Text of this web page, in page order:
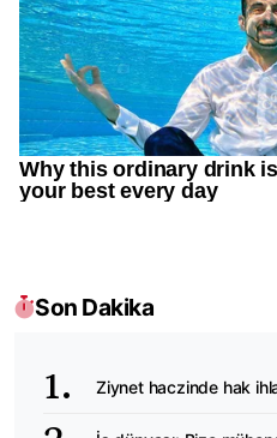
Son Dakika
Ziynet haczinde hak